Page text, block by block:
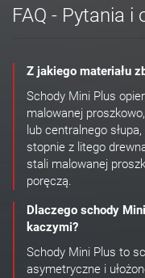
FAQ - Pytania i
Z jakiego materiału
Schody Mini Plus
malowanej
lub centralnego
stopnie z litego
stali malowanej
poręczą.
Dlaczego schody
kaczymi?
Schody Mini Plus to
asymetryczne i